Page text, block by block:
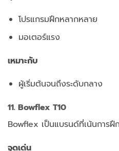
โปรแกรมฝึกหลากหลาย
มอเตอร์แรง
เหมาะกับ
ผู้เริ่มต้นจนถึงระดับกลาง
11. Bowflex T10
Bowflex เป็นแบรนด์ที่เน้นการ
จุดเด่น